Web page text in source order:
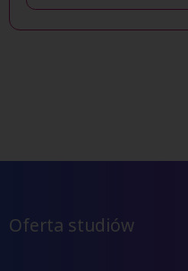
Oferta studiów